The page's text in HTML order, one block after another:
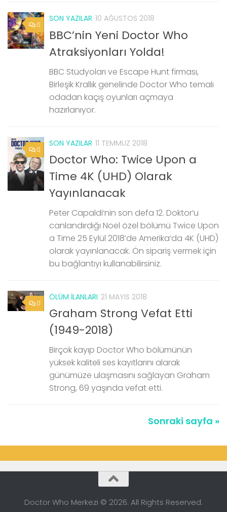
0
SON YAZILAR 10 AĞUSTOS 2018
BBC’nin Yeni Doctor Who
Atraksiyonları Yolda!
BBC Stüdyoları ve Escape Hunt firması,
Birleşik Krallık genelinde Doctor Who temalı
odadan kaçış oyunları açmaya
hazırlanıyor.
0
SON YAZILAR 11 TEMMUZ 2018
Doctor Who: Twice Upon a
Time 4K (UHD) Olarak
Yayınlanacak
Peter Capaldi‘nin son defa 12. Doktor‘u
canlandırdığı Noel özel bölümü Twice Upon
a Time 25 Eylül 2018’de Amerika‘da 4K (UHD)
olarak yayınlanacak. Ön sipariş vermek için
bu bağlantıyı kullanabilirsiniz.
0
ÖLÜM İLANLARI 21 MAYIS 2018
Graham Strong Vefat Etti
(1949-2018)
Birçok kayıp Doctor Who bölümünün
yüksek kaliteli ses kayıtlarını alarak
günümüze ulaşmasını sağlayan Graham
Strong, 69 yaşında vefat etti.
Sonraki sayfa »
Doctor Who Merkezi © 2026. All Rights Reserved.